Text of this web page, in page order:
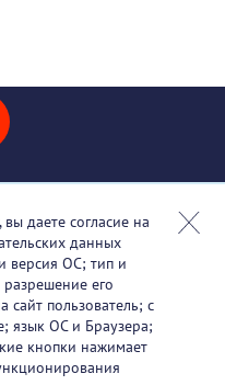
даете согласие на
данных
версия ОС; тип и
разрешение его
сайт пользователь; с
язык ОС и Браузера;
кнопки нажимает